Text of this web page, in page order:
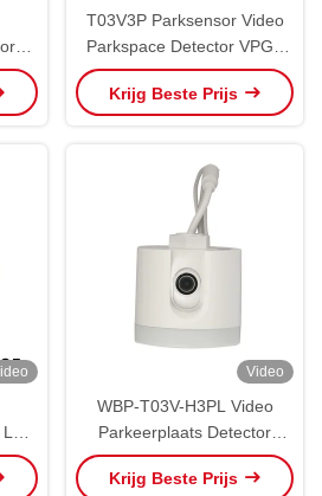
T03V3P Parksensor Video
Parkspace Detector VPGS
LPR Camera Voertuig
Krijg Beste Prijs
Video
WBP-T03V-H3PL Video
Parkeerplaats Detector
Simultane herkenning van
meerdere parkeerplaatsen
Krijg Beste Prijs